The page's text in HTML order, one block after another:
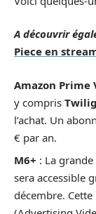
A découvrir
Piece en
Amazon Prime
y compris
l’achat. Un
€ par an.
M6+ : La
sera accessible
décembre.